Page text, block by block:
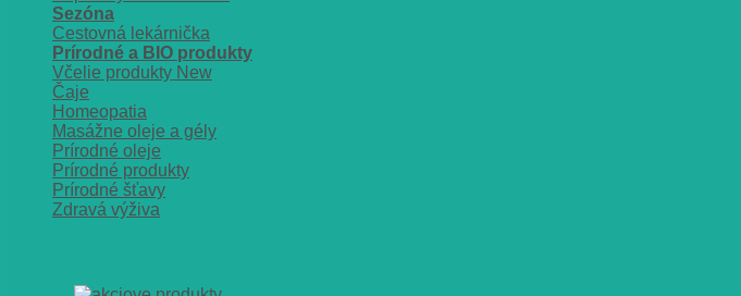
Sezóna
Cestovná lekárnička
Prírodné a BIO produkty
Včelie produkty
Čaje
Homeopatia
Masážne oleje a gély
Prírodné oleje
Prírodné produkty
Prírodné šťavy
Zdravá výživa